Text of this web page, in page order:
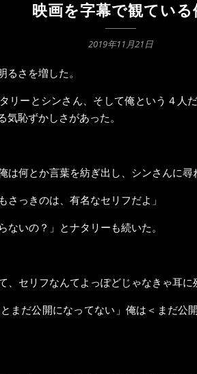
映画を字幕で観ている
2019年11月21日
るさを増した。
リーとシンさん、そして俺という４人
気恥ずかしさがあった。
は何とか言葉を紡ぎ出し、シンさんに尋
さっきのは、有名なセリフだよ」
ないの？」とナタリーも続いた。
セリフなんてよっぽどじゃなきゃ耳に
まだ公開になってない」俺は＜まだ